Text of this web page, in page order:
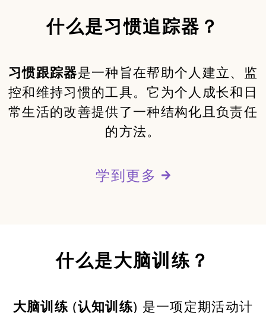
什么是习惯追踪器？
习惯跟踪器是一种旨在帮助个人建立、监
控和维持习惯的工具。它为个人成长和日
常生活的改善提供了一种结构化且负责任
的方法。
学到更多
什么是大脑训练？
大脑训练 (认知训练) 是一项定期活动计